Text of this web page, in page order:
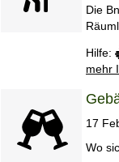
Die
Hilfe:
mehr
17
Wo